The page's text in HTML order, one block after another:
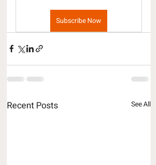
Subscribe Now
Recent Posts See All